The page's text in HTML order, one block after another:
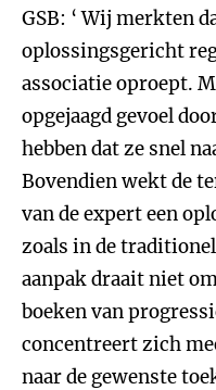
GSB: ‘ Wij merkten
oplossingsgericht
associatie oproept.
opgejaagd gevoel
hebben dat ze snel
Bovendien wekt de
van de expert een
zoals in de
aanpak draait niet
boeken van
concentreert zich
naar de gewenste